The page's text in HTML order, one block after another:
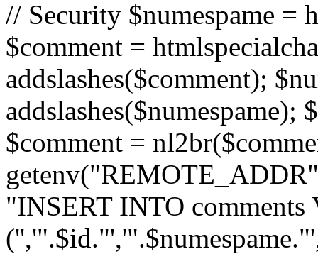
// Security $numespame =
$comment =
addslashes($comment);
addslashes($numespame);
$comment =
"INSERT INTO comments